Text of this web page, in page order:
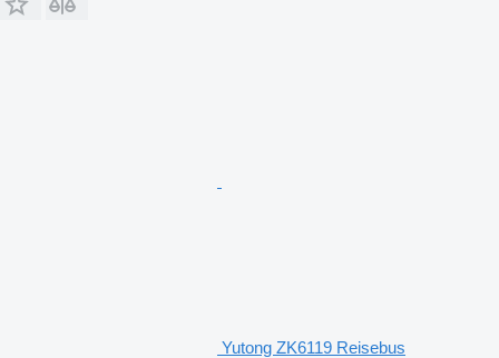
Yutong ZK6119 Reisebus